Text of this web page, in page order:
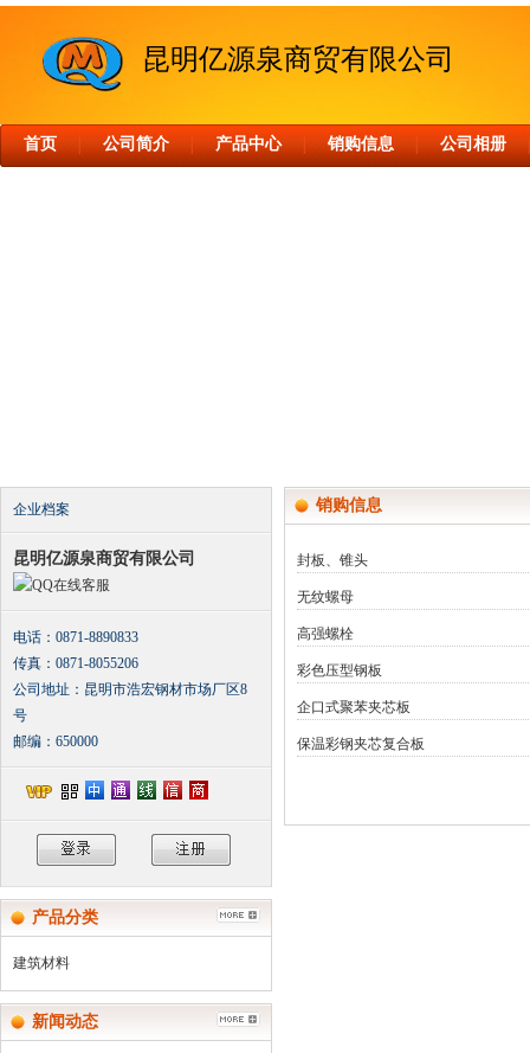
昆明亿源泉商贸有限公司
首页 │ 公司简介 │ 产品中心 │ 销购信息 │ 公司相册
企业档案
昆明亿源泉商贸有限公司
在线客服
电话：0871-8890833
传真：0871-8055206
公司地址：昆明市浩宏钢材市场厂区8
号
邮编：650000
产品分类
建筑材料
新闻动态
销购信息
封板、锥头
无纹螺母
高强螺栓
彩色压型钢板
企口式聚苯夹芯板
保温彩钢夹芯复合板